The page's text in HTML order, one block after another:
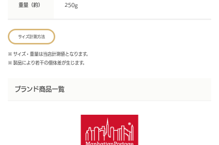
重量（約） 250g
サイズ計測方法
※ サイズ・重量は当店計測値となります。
※ 製品により若干の個体差が生じます。
ブランド商品一覧